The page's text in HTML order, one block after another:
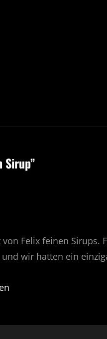
Sirup”
Felix feinen Sirups.
wir hatten ein